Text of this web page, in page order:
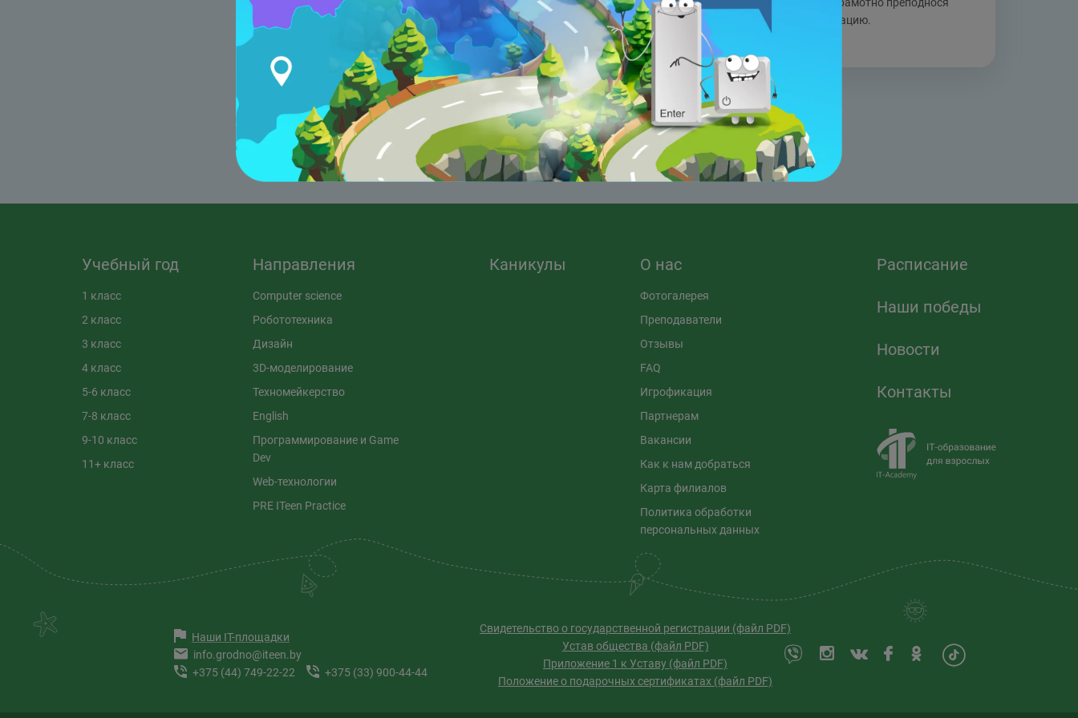
решении проблемы.
15-летняя Мария Буракова
рассказала, зачем изучать
робототехнику и IT.
информацию.
1(current)
2 3
Учебный год
1 класс
2 класс
3 класс
4 класс
5-6 класс
7-8 класс
9-10 класс
11+ класс
Направления
Computer science
Робототехника
Дизайн
3D-моделирование
Техномейкерство
English
Программирование и Game
Dev
Web-технологии
PRE ITeen Practice
Каникулы О нас
Фотогалерея
Преподаватели
Отзывы
FAQ
Игрофикация
Партнерам
Вакансии
Как к нам добраться
Карта филиалов
Политика обработки
персональных данных
Расписание
Наши победы
Новости
Контакты
Наши IT-площадки
info.grodno@iteen.by
+375 (44) 749-22-22
+375 (33) 900-44-44
Свидетельство о государственной регистрации (файл PDF)
Устав общества (файл PDF)
Приложение 1 к Уставу (файл PDF)
Положение о подарочных сертификатах (файл PDF)